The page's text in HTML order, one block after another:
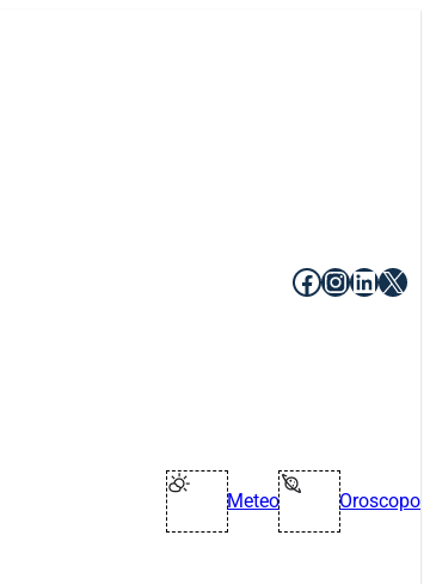
Facebook
X
Meteo Oroscopo